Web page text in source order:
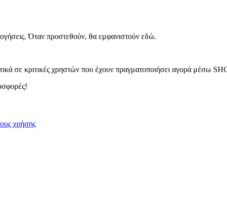
Όταν προστεθούν, θα εμφανιστούν εδώ.
σε κριτικές χρηστών που έχουν πραγματοποιήσει αγορά μέσω
χρήσης